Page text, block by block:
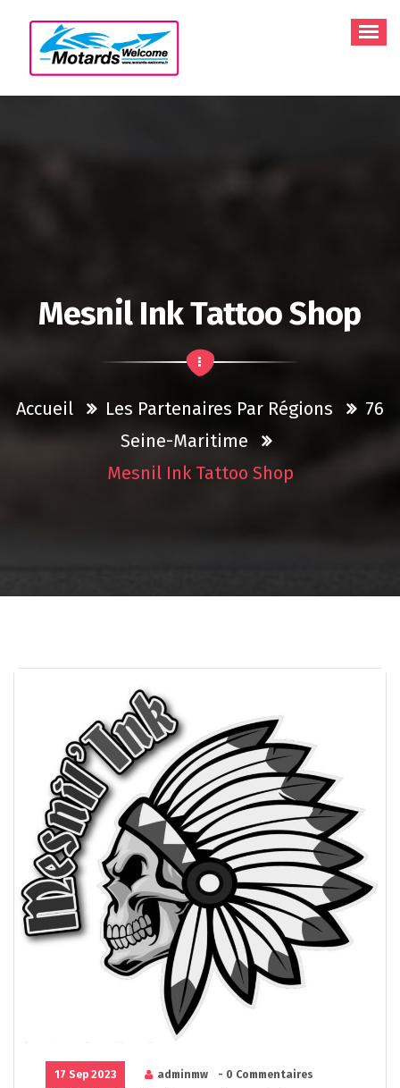
contenu
Mesnil Ink Tattoo Shop
Accueil Les Partenaires Par Régions
76
Seine-Maritime
Mesnil Ink Tattoo Shop
17 Sep 2023 adminmw
- 0 Commentaires